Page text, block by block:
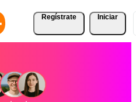
Regístrate Iniciar